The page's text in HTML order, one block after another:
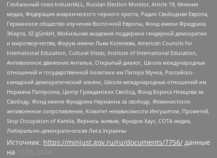
Глобальный союз IndustriALL, Russian Election Monitor, Article 19, Мнение
медиа, Федерация анархического черного креста, Радио Свободная Европа,
Германское общество изучения Восточной Европы, Фонд имени Фридриха
Эберта, XZ gGmbH, Мобильная академия поддержки гендерной демократии
и миротворчества, Форум имени Льва Копелева, American Councils for
International Education, Cultural Vistas, Institute of International Education,
Антивоенное движение Антальи, Открытый диалог, Школа международных
отношений и государственной политики им Питера Мунка, Российско-
канадский демократический альянс, Школа международных отношений им
Нормана Патерсона, Центр Гражданских Свобод, Фонд Бориса Немцова за
Свободу, Фонд имени Фридриха Науманна за свободу, Феминистское
антивоенное сопротивление, Комитет независимости Ингушетии, Прометей,
Stop Occupation of Karelia, Вернись живым, Фридом Хаус, СОТА медиа,
Либерально-демократическая Лига Украины
Источник: https://minjust.gov.ru/ru/documents/7756/ данные
на
13.05.2024